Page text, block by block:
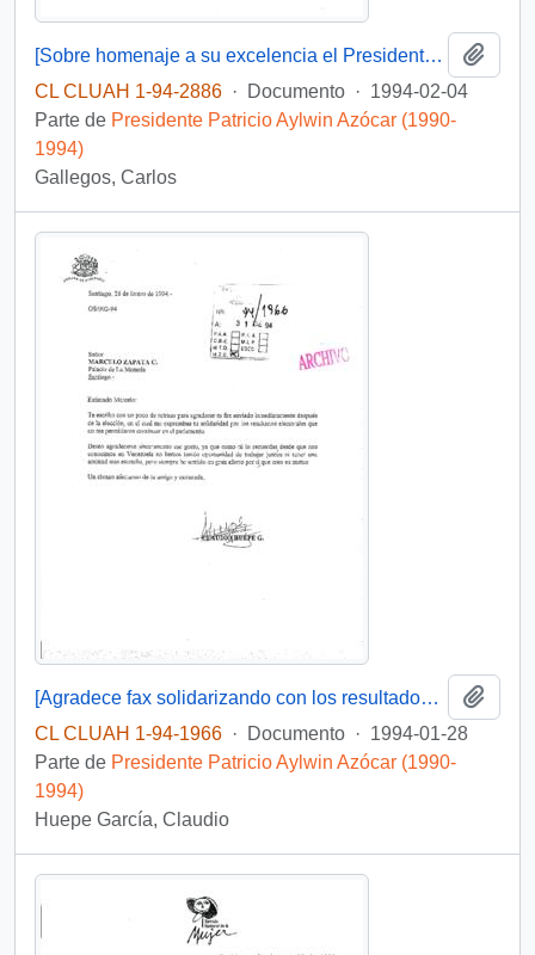
[Sobre homenaje a su excelencia el Presidente de la República y celebración de programas sociales]
CL CLUAH 1-94-2886 · Documento · 1994-02-04
Parte de Presidente Patricio Aylwin Azócar (1990-
1994)
Gallegos, Carlos
[Agradece fax solidarizando con los resultados de las elecciones parlamentarias]
CL CLUAH 1-94-1966 · Documento · 1994-01-28
Parte de Presidente Patricio Aylwin Azócar (1990-
1994)
Huepe García, Claudio